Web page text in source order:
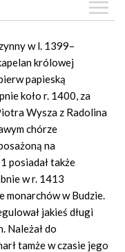
w l. 1399–
królowej
papieską
koło r. 1400, za
Wysza z Radolina
chórze
na
posiadał także
w r. 1413
monarchów w Budzie.
jakieś długi
Należał do
tamże w czasie jego